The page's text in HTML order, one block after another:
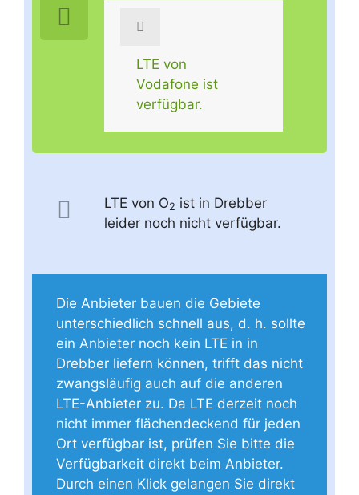
LTE von
Vodafone ist
verfügbar.
LTE von O2 ist in Drebber
leider noch nicht verfügbar.
Die Anbieter bauen die Gebiete
unterschiedlich schnell aus, d. h. sollte
ein Anbieter noch kein LTE in in
Drebber liefern können, trifft das nicht
zwangsläufig auch auf die anderen
LTE-Anbieter zu. Da LTE derzeit noch
nicht immer flächendeckend für jeden
Ort verfügbar ist, prüfen Sie bitte die
Verfügbarkeit direkt beim Anbieter.
Durch einen Klick gelangen Sie direkt